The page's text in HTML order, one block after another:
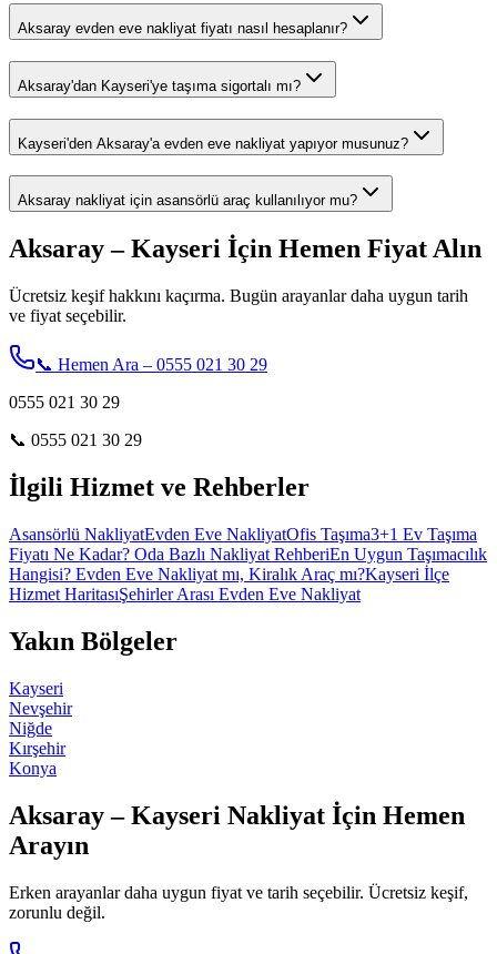
Aksaray evden eve nakliyat fiyatı nasıl hesaplanır?
Aksaray'dan Kayseri'ye taşıma sigortalı mı?
Kayseri'den Aksaray'a evden eve nakliyat yapıyor musunuz?
Aksaray nakliyat için asansörlü araç kullanılıyor mu?
Aksaray – Kayseri İçin Hemen Fiyat Alın
Ücretsiz keşif hakkını kaçırma. Bugün arayanlar daha uygun tarih
ve fiyat seçebilir.
📞 Hemen Ara – 0555 021 30 29
0555 021 30 29
📞 0555 021 30 29
İlgili Hizmet ve Rehberler
Asansörlü NakliyatEvden Eve NakliyatOfis Taşıma3+1 Ev Taşıma
Fiyatı Ne Kadar? Oda Bazlı Nakliyat RehberiEn Uygun Taşımacılık
Hangisi? Evden Eve Nakliyat mı, Kiralık Araç mı?Kayseri İlçe
Hizmet HaritasıŞehirler Arası Evden Eve Nakliyat
Yakın Bölgeler
Kayseri
Nevşehir
Niğde
Kırşehir
Konya
Aksaray – Kayseri Nakliyat İçin Hemen
Arayın
Erken arayanlar daha uygun fiyat ve tarih seçebilir. Ücretsiz keşif,
zorunlu değil.